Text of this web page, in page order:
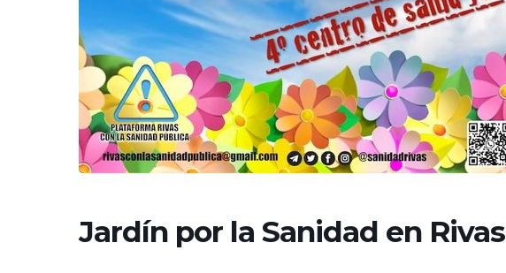
Jardín por la Sanidad en Rivas